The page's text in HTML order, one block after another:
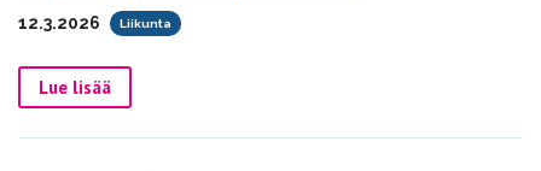
12.3.2026 Liikunta
Lue lisää